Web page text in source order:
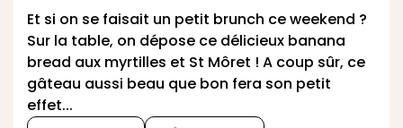
Et si on se faisait un petit brunch ce weekend ?
Sur la table, on dépose ce délicieux banana
bread aux myrtilles et St Môret ! A coup sûr, ce
gâteau aussi beau que bon fera son petit
effet...